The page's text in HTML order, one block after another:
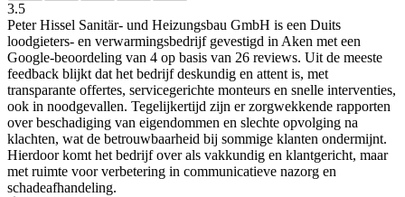
3.5
Peter Hissel Sanitär‑ und Heizungsbau GmbH is een Duits
loodgieters- en verwarmingsbedrijf gevestigd in Aken met een
Google-beoordeling van 4 op basis van 26 reviews. Uit de meeste
feedback blijkt dat het bedrijf deskundig en attent is, met
transparante offertes, servicegerichte monteurs en snelle interventies,
ook in noodgevallen. Tegelijkertijd zijn er zorgwekkende rapporten
over beschadiging van eigendommen en slechte opvolging na
klachten, wat de betrouwbaarheid bij sommige klanten ondermijnt.
Hierdoor komt het bedrijf over als vakkundig en klantgericht, maar
met ruimte voor verbetering in communicatieve nazorg en
schadeafhandeling.